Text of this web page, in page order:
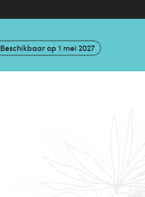
Beschikbaar op 1 mei 2027